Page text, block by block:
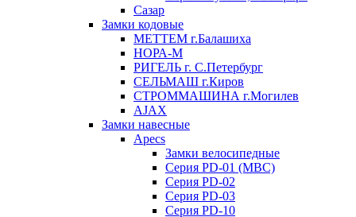
Сазар
Замки кодовые
МЕТТЕМ г.Балашиха
НОРА-М
РИГЕЛЬ г. С.Петербург
СЕЛЬМАШ г.Киров
СТРОММАШИНА г.Могилев
AJAX
Замки навесные
Apecs
Замки велосипедные
Серия PD-01 (МВС)
Серия PD-02
Серия PD-03
Серия PD-10